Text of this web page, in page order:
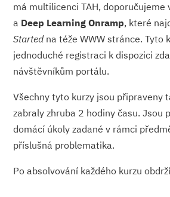
má multilicenci TAH, doporučujeme
a Deep Learning Onramp, které
Startedna téže WWW stránce. Tyto
jednoduché registraci k dispozici
návštěvníkům portálu.
Všechny tyto kurzy jsou připraveny
zabraly zhruba 2 hodiny času. Jsou
domácí úkoly zadané v rámci
příslušná problematika.
Po absolvování každého kurzu